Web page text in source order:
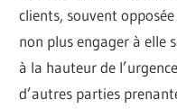
clients, souvent
non plus engager à elle
à la hauteur de
d’autres parties